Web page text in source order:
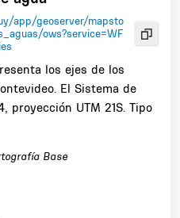
app/geoserver/mapsto
ows?service=WF
los ejes de los
El Sistema de
proyección UTM 21S. Tipo
Base